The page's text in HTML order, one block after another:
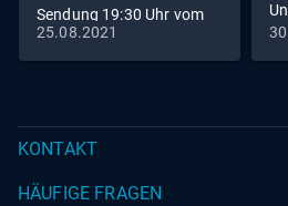
Sendung 19:30 Uhr vom
25.8.2021
25.08.2021
KONTAKT
HÄUFIGE FRAGEN